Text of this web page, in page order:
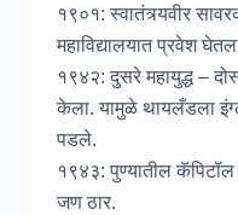
१९०१: स्वातंत्र्यवीर
महाविद्यालयात प्रवेश
१९४२: दुसरे महायुद्ध –
केला. यामुळे थायलँडला
पडले.
१९४३: पुण्यातील
जण ठार.